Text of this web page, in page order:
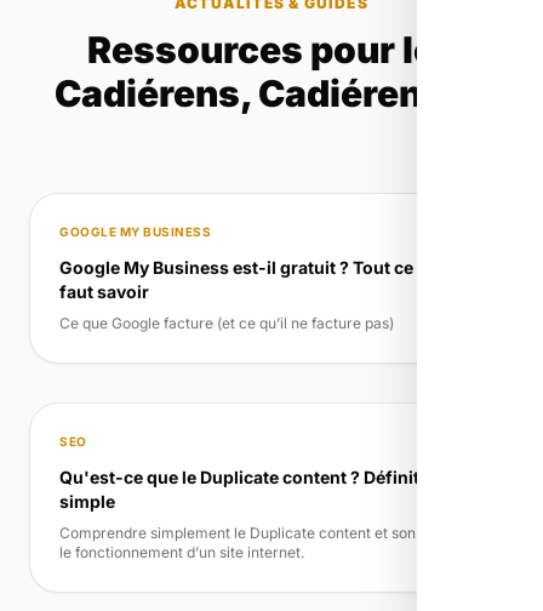
Ressources pour les
Cadiérens, Cadiérennes
GOOGLE MY BUSINESS
Google My Business est-il gratuit ? Tout ce qu’il
faut savoir
Ce que Google facture (et ce qu’il ne facture pas)
SEO
Qu'est-ce que le Duplicate content ? Définition
simple
Comprendre simplement le Duplicate content et son rôle dans
le fonctionnement d’un site internet.